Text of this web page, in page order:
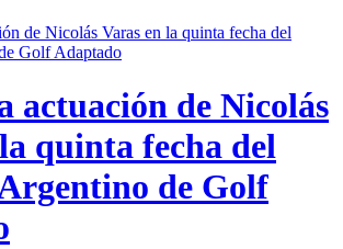
actuación de Nicolás
quinta fecha del
de Golf